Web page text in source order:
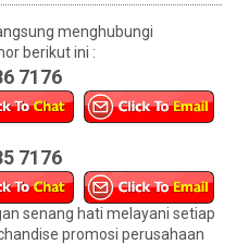
menghubungi
berikut ini :
7176
7176
senang hati melayani setiap
promosi perusahaan